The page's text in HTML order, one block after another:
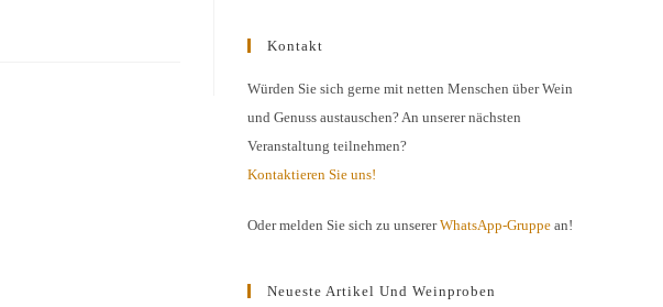
Kontakt
Würden Sie sich gerne mit netten Menschen über Wein
und Genuss austauschen? An unserer nächsten
Veranstaltung teilnehmen?
Kontaktieren Sie uns!
Oder melden Sie sich zu unsererWhatsApp-Gruppe an!
Neueste Artikel Und Weinproben